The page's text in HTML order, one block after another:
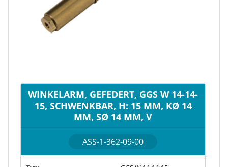
WINKELARM, GEFEDERT, GGS W 14-14-
15, SCHWENKBAR, H: 15 MM, KØ 14
MM, SØ 14 MM, V
ASS-1-362-09-00